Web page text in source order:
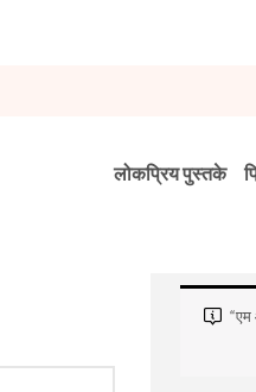
लोकप्रिय पुस्तके
“एम